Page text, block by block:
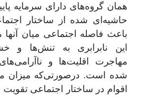
همان گروه‌های دارای سرمایه
حاشیه‌ای شده از ساختار
باعث فاصله اجتماعی میان
این نابرابری به تنش‌ها و
مهاجرت اقلیت‌ها و
شده ‌است. در‌صورتی‌که میزان
اقوام در ساختار اجتماعی